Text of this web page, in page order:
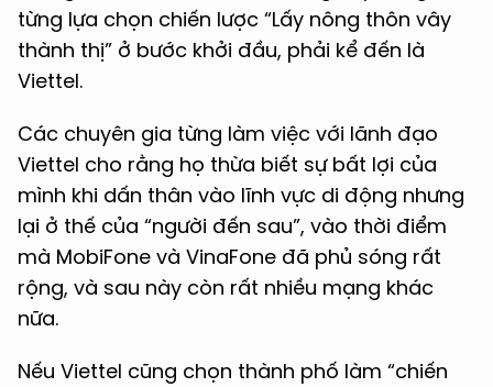
từng lựa chọn chiến lược “Lấy nông thôn vây
thành thị” ở bước khởi đầu, phải kể đến là
Viettel.
Các chuyên gia từng làm việc với lãnh đạo
Viettel cho rằng họ thừa biết sự bất lợi của
mình khi dấn thân vào lĩnh vực di động nhưng
lại ở thế của “người đến sau”, vào thời điểm
mà MobiFone và VinaFone đã phủ sóng rất
rộng, và sau này còn rất nhiều mạng khác
nữa.
Nếu Viettel cũng chọn thành phố làm “chiến